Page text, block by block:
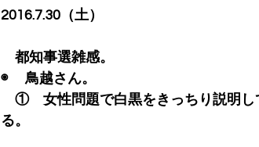
2016.7.30（土）
都知事選雑感。
◉ 　鳥越さん。
①　女性問題で白黒をきっちり説明し
る。